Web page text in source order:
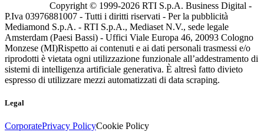
Copyright © 1999-2026 RTI S.p.A. Business Digital -
P.Iva 03976881007 - Tutti i diritti riservati - Per la pubblicità
Mediamond S.p.A. - RTI S.p.A., Mediaset N.V., sede legale
Amsterdam (Paesi Bassi) - Uffici Viale Europa 46, 20093 Cologno
Monzese (MI)Rispetto ai contenuti e ai dati personali trasmessi e/o
riprodotti è vietata ogni utilizzazione funzionale all’addestramento di
sistemi di intelligenza artificiale generativa. È altresì fatto divieto
espresso di utilizzare mezzi automatizzati di data scraping.
Legal
CorporatePrivacy PolicyCookie Policy